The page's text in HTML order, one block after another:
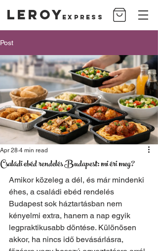
LeroyExpress
Post
Családi ebéd rendelés Budapest: mi éri meg?
Apr 28 4 min read
Amikor közeleg a dél, és már mindenki
éhes, a családi ebéd rendelés
Budapest sok háztartásban nem
kényelmi extra, hanem a nap egyik
legpraktikusabb döntése. Különösen
akkor, ha nincs idő bevásárlásra,